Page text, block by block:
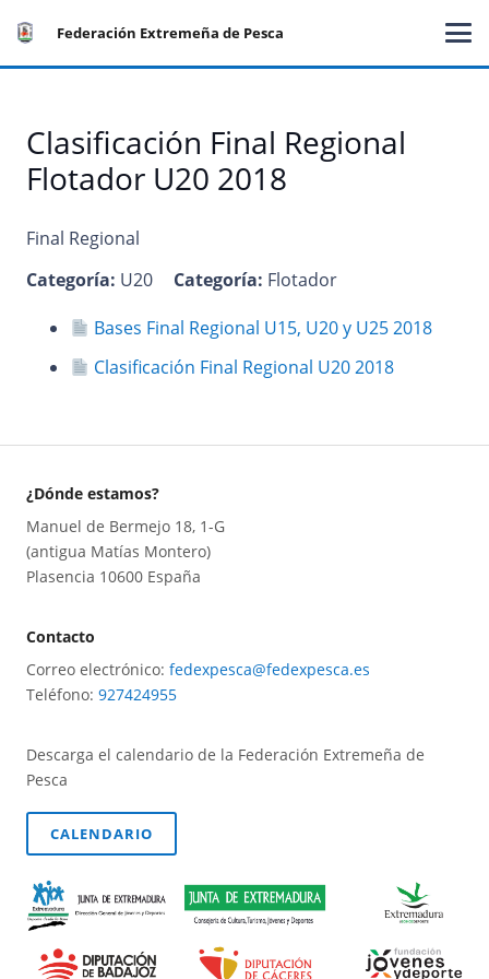
Federación Extremeña de Pesca
Clasificación Final Regional
Flotador U20 2018
Final Regional
Categoría: U20 Categoría: Flotador
Bases Final Regional U15, U20 y U25 2018
Clasificación Final Regional U20 2018
¿Dónde estamos?
Manuel de Bermejo 18, 1-G
(antigua Matías Montero)
Plasencia 10600 España
Contacto
Correo electrónico: fedexpesca@fedexpesca.es
Teléfono: 927424955
Descarga el calendario de la Federación Extremeña de
Pesca
CALENDARIO